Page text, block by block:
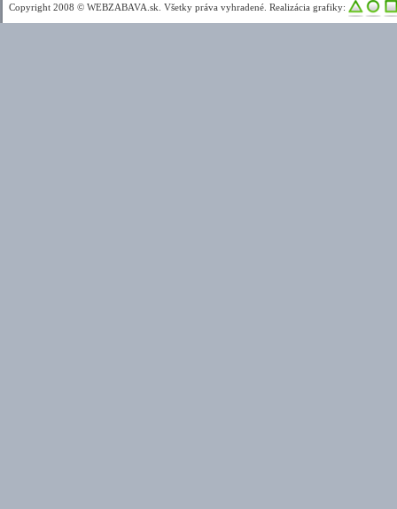
Copyright 2008 © WEBZABAVA.sk. Všetky práva vyhradené. Realizácia grafiky: